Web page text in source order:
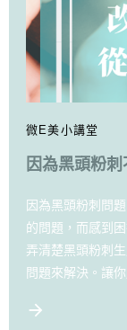
微E美小講堂
因為黑頭粉
因為黑頭粉刺問
的問題，而感到
弄清楚黑頭粉刺
問題來解決。讓